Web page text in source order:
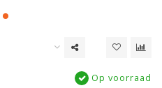
Op voorraad